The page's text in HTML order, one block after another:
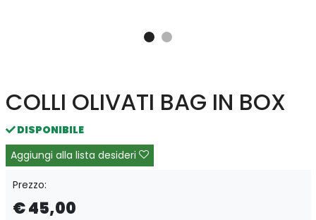
COLLI OLIVATI BAG IN BOX
DISPONIBILE
Aggiungi alla lista desideri
Prezzo:
€ 45,00